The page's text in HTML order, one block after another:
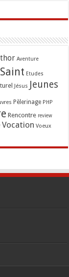
Aventure
Etudes
Jésus Jeunes
Pèlerinage PHP
Rencontre review
Vocation Voeux